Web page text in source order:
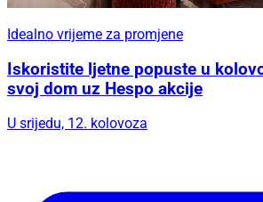
Idealno vrijeme za promjene
Iskoristite ljetne popuste u
svoj dom uz Hespo akcije
U srijedu, 12. kolovoza